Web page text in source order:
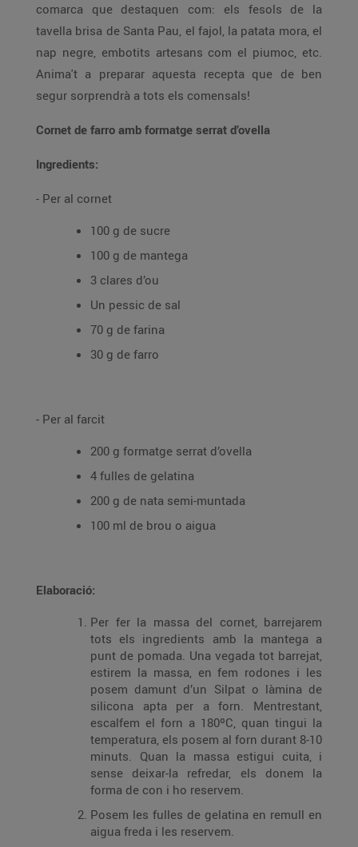
comarca que destaquen com: els fesols de la
tavella brisa de Santa Pau, el fajol, la patata mora, el
nap negre, embotits artesans com el piumoc, etc.
Anima't a preparar aquesta recepta que de ben
segur sorprendrà a tots els comensals!
Cornet de farro amb formatge serrat d’ovella
Ingredients:
- Per al cornet
100 g de sucre
100 g de mantega
3 clares d’ou
Un pessic de sal
70 g de farina
30 g de farro
- Per al farcit
200 g formatge serrat d’ovella
4 fulles de gelatina
200 g de nata semi-muntada
100 ml de brou o aigua
Elaboració:
Per fer la massa del cornet, barrejarem
tots els ingredients amb la mantega a
punt de pomada. Una vegada tot barrejat,
estirem la massa, en fem rodones i les
posem damunt d’un Silpat o làmina de
silicona apta per a forn. Mentrestant,
escalfem el forn a 180ºC, quan tingui la
temperatura, els posem al forn durant 8-10
minuts. Quan la massa estigui cuita, i
sense deixar-la refredar, els donem la
forma de con i ho reservem.
Posem les fulles de gelatina en remull en
aigua freda i les reservem.